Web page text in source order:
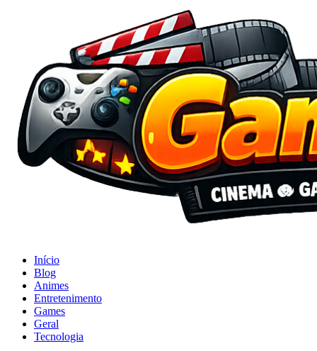
Início
Blog
Animes
Entretenimento
Games
Geral
Tecnologia